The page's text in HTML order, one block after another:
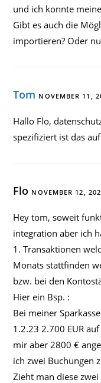
und ich konnte
Gibt es auch die
importieren? Oder
Tom NOVEMBER 11,
Hallo Flo,
spezifiziert ist das
Flo NOVEMBER 12,
Hey tom, soweit
integration aber ich
1. Transaktionen
Monats stattfinden
bzw. bei den
Hier ein Bsp. :
Bei meiner
1.2.23 2.700 EUR
mir aber 2800 €
ich zwei Buchungen
Zieht man diese